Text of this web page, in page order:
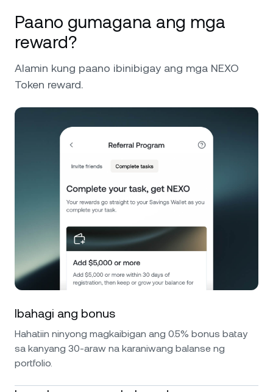
Paano gumagana ang mga
reward?
Alamin kung paano ibinibigay ang mga NEXO
Token reward.
Ibahagi ang bonus
Hahatiin ninyong magkaibigan ang 0.5% bonus batay
sa kanyang 30-araw na karaniwang balanse ng
portfolio.